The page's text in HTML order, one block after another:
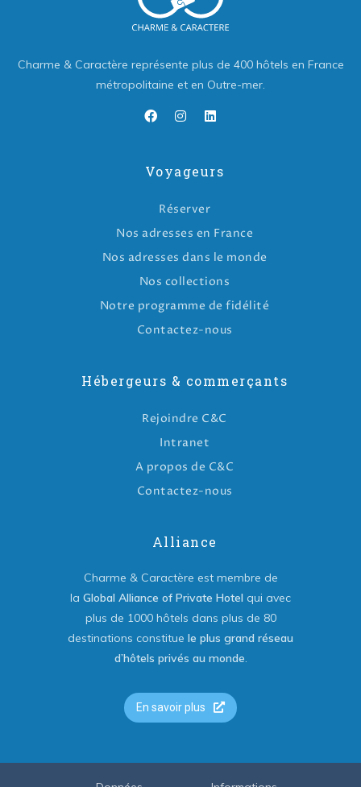
Charme & Caractère représente plus de 400 hôtels en France
métropolitaine et en Outre-mer.
Voyageurs
Réserver
Nos adresses en France
Nos adresses dans le monde
Nos collections
Notre programme de fidélité
Contactez-nous
Hébergeurs & commerçants
Rejoindre C&C
Intranet
A propos de C&C
Contactez-nous
Alliance
Charme & Caractère est membre de
la Global Alliance of Private Hotel qui avec
plus de 1000 hôtels dans plus de 80
destinations constitue le plus grand réseau
d’hôtels privés au monde.
En savoir plus